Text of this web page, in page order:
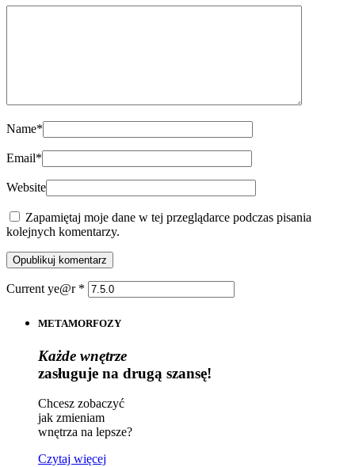
Name*
Email*
Website
Zapamiętaj moje dane w tej przeglądarce podczas pisania
kolejnych komentarzy.
Current ye@r *
METAMORFOZY
Każde wnętrze
zasługuje na drugą szansę!
Chcesz zobaczyć
jak zmieniam
wnętrza na lepsze?
Czytaj więcej